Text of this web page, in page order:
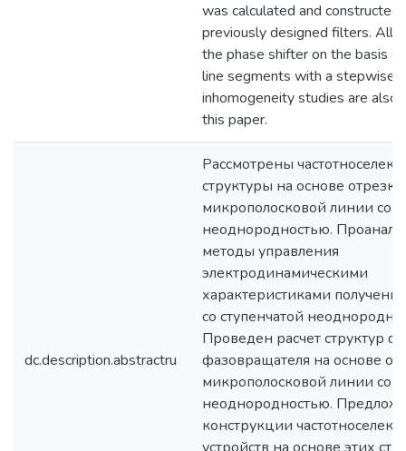
was calculated and constructed
previously designed filters. All
the phase shifter on the basis
line segments with a stepwise
inhomogeneity studies are also
this paper.
dc.description.abstractru
Рассмотрены
структуры на основе
микрополосковой линии со
неоднородностью.
методы управления
электродинамическими
характеристиками
со ступенчатой
Проведен расчет структур
фазовращателя на основе
микрополосковой линии со
неоднородностью.
конструкции